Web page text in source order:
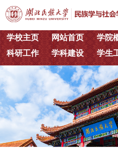
学校主页 网站首页 学院
科研工作
学科建设 学生